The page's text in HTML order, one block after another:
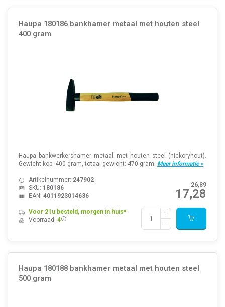
Haupa 180186 bankhamer metaal met houten steel
400 gram
Haupa bankwerkershamer metaal met houten steel (hickoryhout).
Gewicht kop: 400 gram, totaal gewicht: 470 gram. Meer informatie »
26,89
17,28
Artikelnummer: 247902
SKU: 180186
EAN: 4011923014636
Voor 21u besteld, morgen in huis*
Voorraad: 4
Haupa 180188 bankhamer metaal met houten steel
500 gram